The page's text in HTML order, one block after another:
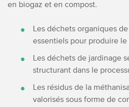
en biogaz et en compost.
Les déchets organiques
essentiels pour produire le
Les déchets de jardinage
structurant dans le
Les résidus de la
valorisés sous forme de